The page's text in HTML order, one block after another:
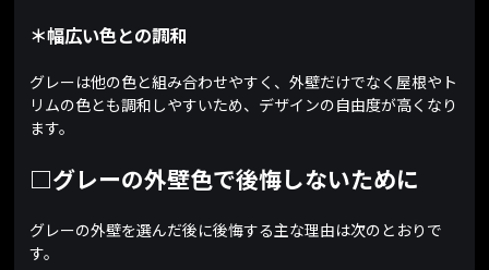
＊幅広い色との調和
グレーは他の色と組み合わせやすく、外壁だけでなく屋根やト
リムの色とも調和しやすいため、デザインの自由度が高くなり
ます。
□グレーの外壁色で後悔しないために
グレーの外壁を選んだ後に後悔する主な理由は次のとおりで
す。